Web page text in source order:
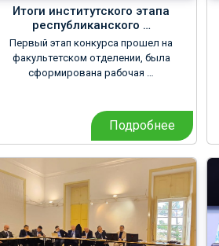
Итоги институтского этапа
республиканского …
Первый этап конкурса прошел на
факультетском отделении, была
сформирована рабочая …
Подробнее